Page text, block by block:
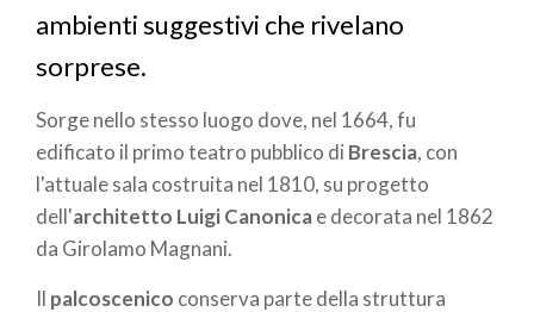
ambienti suggestivi che rivelano
sorprese.
Sorge nello stesso luogo dove, nel 1664, fu
edificato il primo teatro pubblico di Brescia, con
l'attuale sala costruita nel 1810, su progetto
dell'architetto Luigi Canonicae decorata nel 1862
da Girolamo Magnani.
Il palcoscenico conserva parte della struttura